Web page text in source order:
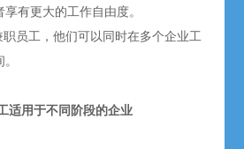
有更大的工作自由度。
员工，他们可以同时在多个企业工
适用于不同阶段的企业